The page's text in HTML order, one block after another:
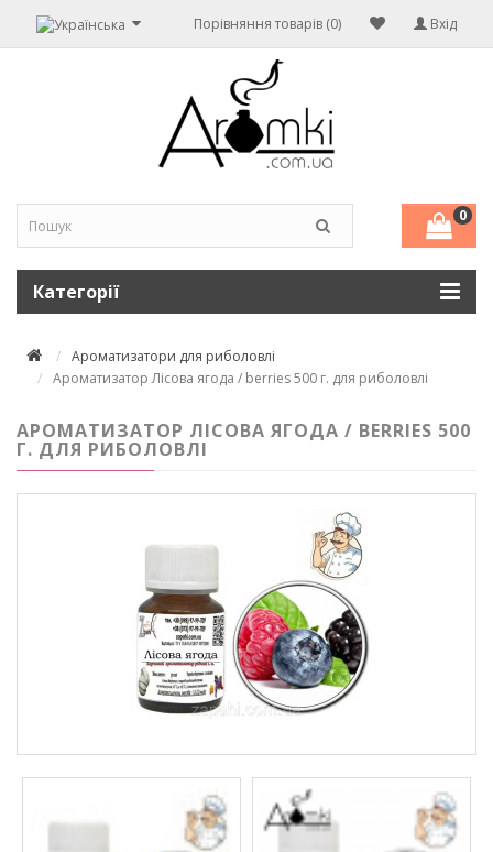
Вхід
Порівняння товарів (0)
0
Категорії
Ароматизатори для риболовлі
Ароматизатор Лісова ягода / berries 500 г. для риболовлі
АРОМАТИЗАТОР ЛІСОВА ЯГОДА / BERRIES 500
Г. ДЛЯ РИБОЛОВЛІ